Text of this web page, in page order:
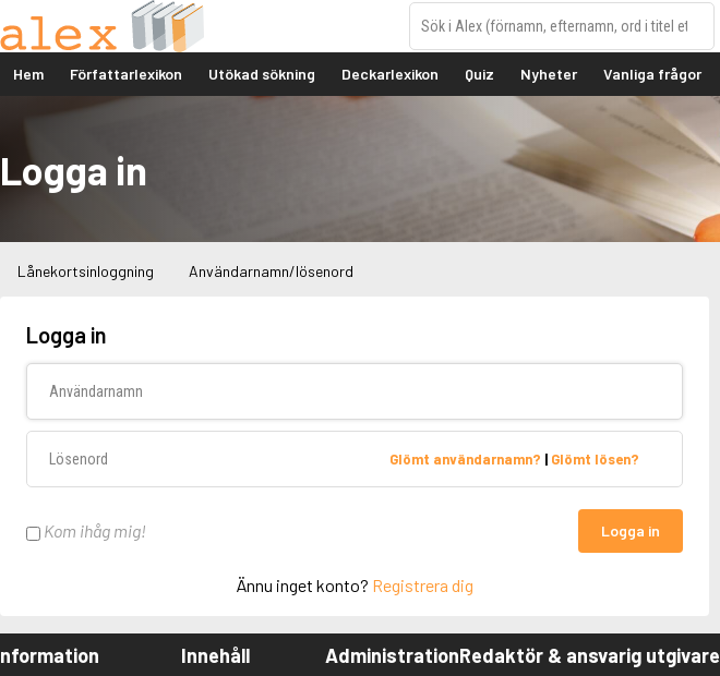
Hem Författarlexikon Utökad sökning Deckarlexikon Quiz Nyheter Vanliga frågor
Logga in
Lånekortsinloggning Användarnamn/lösenord
Logga in
Glömt användarnamn? | Glömt lösen?
Kom ihåg mig! Logga in
Ännu inget konto? Registrera dig
Innehåll AdministrationRedaktör & ansvarig utgivare